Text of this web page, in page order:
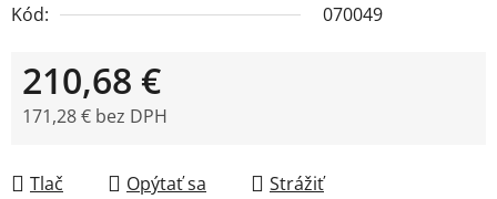
Kód:
070049
210,68 €
171,28 € bez DPH
Tlač
Opýtať sa
Strážiť